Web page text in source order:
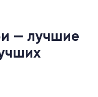
— лучшие